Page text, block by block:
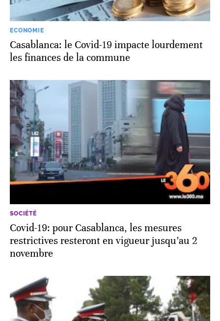
ECONOMIE
Casablanca: le Covid-19 impacte lourdement
les finances de la commune
SOCIÉTÉ
Covid-19: pour Casablanca, les mesures
restrictives resteront en vigueur jusqu’au 2
novembre